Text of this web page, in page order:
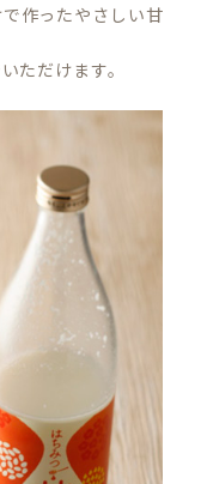
作ったやさしい甘
ただけます。